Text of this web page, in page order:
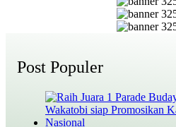
Post Populer